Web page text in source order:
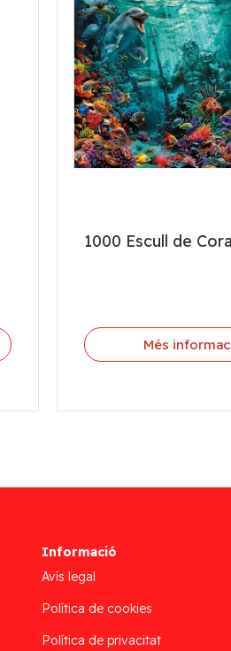
1000 Escull de
Més
Informació
Avís legal
Política de cookies
Política de privacitat